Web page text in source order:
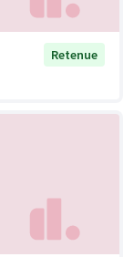
Retenue